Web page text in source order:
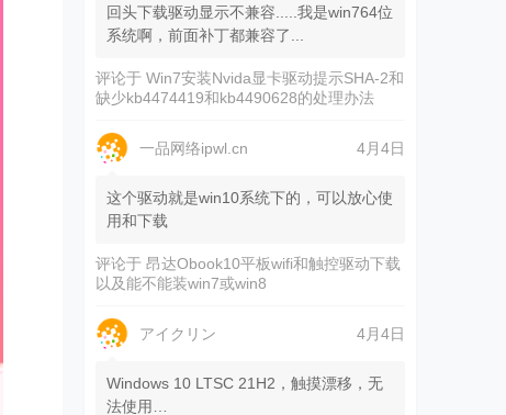
回头下载驱动显示不兼容.....我是win764位
系统啊，前面补丁都兼容了...
评论于Win7安装Nvida显卡驱动提示SHA-2和
缺少kb4474419和kb4490628的处理办法
一品网络ipwl.cn 4月4日
这个驱动就是win10系统下的，可以放心使
用和下载
评论于昂达Obook10平板wifi和触控驱动下载
以及能不能装win7或win8
アイクリン 4月4日
Windows 10 LTSC 21H2，触摸漂移，无
法使用…